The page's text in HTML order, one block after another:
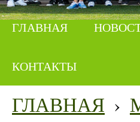
ГЛАВНАЯ
КОНТАКТЫ
ГЛАВНАЯ ›